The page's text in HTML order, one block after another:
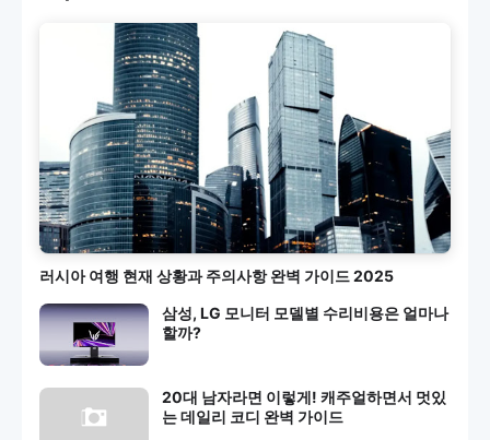
러시아 여행 현재 상황과 주의사항 완벽 가이드 2025
삼성, LG 모니터 모델별 수리비용은 얼마나
할까?
20대 남자라면 이렇게! 캐주얼하면서 멋있
는 데일리 코디 완벽 가이드